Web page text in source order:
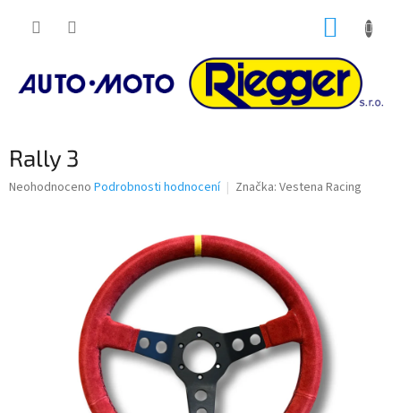
Rally 3
Průměrné
Neohodnoceno Podrobnosti hodnocení Značka: Vestena Racing